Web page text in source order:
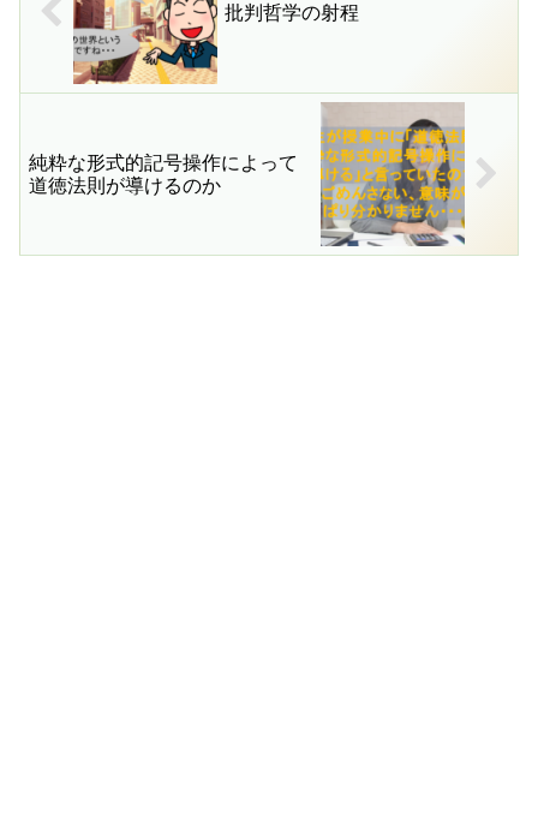
批判哲学の射程
純粋な形式的記号操作によって
道徳法則が導けるのか